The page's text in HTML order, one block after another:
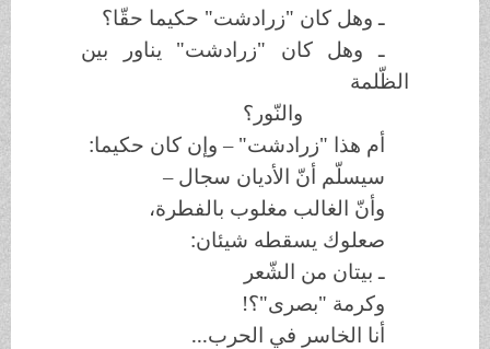
ـ وهل كان "زرادشت" حكيما حقّا؟
ـ وهل كان "زرادشت" يناور بين
الظّلمة
والنّور؟
أم هذا "زرادشت" – وإن كان حكيما:
سيسلّم أنّ الأديان سجال –
وأنّ الغالب مغلوب بالفطرة،
صعلوك يسقطه شيئان:
ـ بيتان من الشّعر
وكرمة "بصرى"؟!
أنا الخاسر في الحرب...